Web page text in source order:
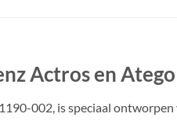
Actros en Atego
002, is speciaal